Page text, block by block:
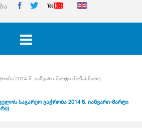
2014 წ. იანვარი-მარტი (წინასწარი)
საგარეო ვაჭრობა 2014 წ. იანვარი-მარტი